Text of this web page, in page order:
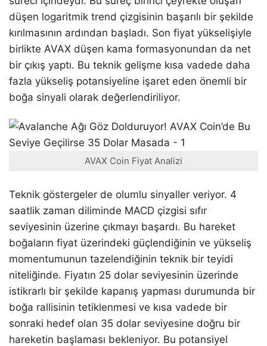
düşen logaritmik trend çizgisinin başarılı bir şekilde
kırılmasının ardından başladı. Son fiyat yükselişiyle
birlikte AVAX düşen kama formasyonundan da net
bir çıkış yaptı. Bu teknik gelişme kısa vadede daha
fazla yükseliş potansiyeline işaret eden önemli bir
boğa sinyali olarak değerlendiriliyor.
AVAX Coin Fiyat Analizi
Teknik göstergeler de olumlu sinyaller veriyor. 4
saatlik zaman diliminde MACD çizgisi sıfır
seviyesinin üzerine çıkmayı başardı. Bu hareket
boğaların fiyat üzerindeki güçlendiğinin ve yükseliş
momentumunun tazelendiğinin teknik bir teyidi
niteliğinde. Fiyatın 25 dolar seviyesinin üzerinde
istikrarlı bir şekilde kapanış yapması durumunda bir
boğa rallisinin tetiklenmesi ve kısa vadede bir
sonraki hedef olan 35 dolar seviyesine doğru bir
hareketin başlaması bekleniyor. Bu potansiyel